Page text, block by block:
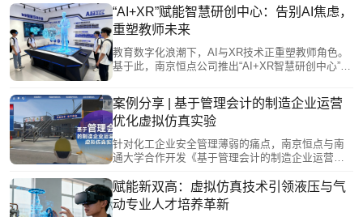
本等痛点，支持多终端协同操作和个性化智能评
估。AI系统能动态调整实训难度，模拟各类故障场
景，并实时反馈操作错误，构建"虚实融合"的智能制
造人才培养体系，推动职业教育数字化转型。
“AI+XR”赋能智慧研创中心：告别AI焦虑，
重塑教师未来
教育数字化浪潮下，AI与XR技术正重塑教师角色。
基于此，南京恒点公司推出“AI+XR智慧研创中心”构
源开发系统等六大模块，支持教师从知识传授者转
型为教学设计者和创新引导者。该平台通过校企合
作机制，帮助教师掌握智能备课、个性化辅导等技
能力，实现“技术赋能教师、教师赋能学生”的教育闭
环。
案例分享 | 基于管理会计的制造企业运营
优化虚拟仿真实验
针对化工企业安全管理薄弱的痛点，南京恒点与南
通大学合作开发《基于管理会计的制造企业运营优
拟化工企业运营场景，让学生以角色扮演形式进行
管理决策实践。实验突破传统教学的局限，采用开
放式的动态评估体系，以运营优化效果而非操作步
赋能新双高：虚拟仿真技术引领液压与气
动专业人才培养革新